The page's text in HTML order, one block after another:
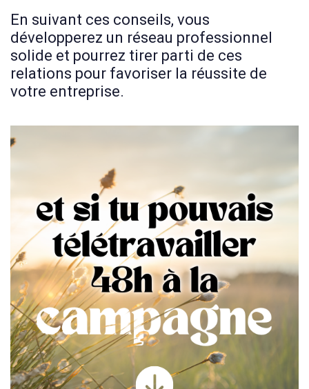
En suivant ces conseils, vous
développerez un réseau professionnel
solide et pourrez tirer parti de ces
relations pour favoriser la réussite de
votre entreprise.